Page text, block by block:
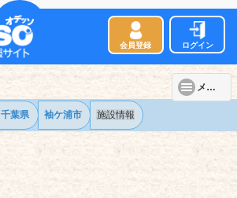
会員登録 ログイン
メニュー
千葉県 袖ケ浦市 施設情報